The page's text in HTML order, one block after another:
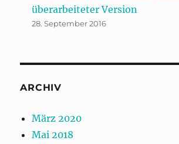
überarbeiteter Version
28. September 2016
ARCHIV
März 2020
Mai 2018